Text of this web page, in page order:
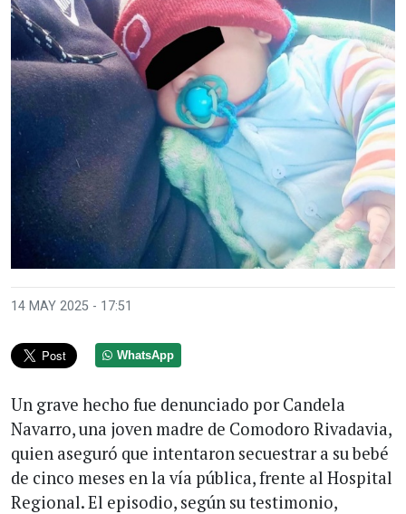
14 MAY 2025 - 17:51
WhatsApp
Un grave hecho fue denunciado por Candela
Navarro, una joven madre de Comodoro Rivadavia,
quien aseguró que intentaron secuestrar a su bebé
de cinco meses en la vía pública, frente al Hospital
Regional. El episodio, según su testimonio,